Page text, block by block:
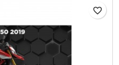
favorite_border